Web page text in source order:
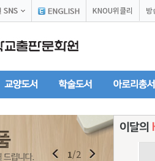
KNOU위클리 방
1/2